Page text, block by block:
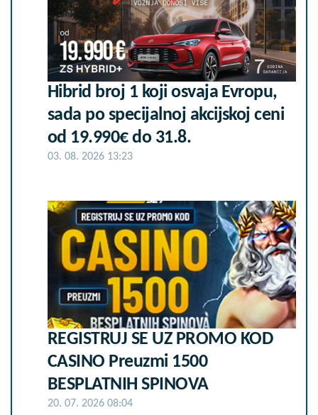
Hibrid broj 1 koji osvaja Evropu,
sada po specijalnoj akcijskoj ceni
od 19.990€ do 31.8.
03. 08. 2026 13:23
REGISTRUJ SE UZ PROMO KOD
CASINO Preuzmi 1500
BESPLATNIH SPINOVA
20. 07. 2026 08:04